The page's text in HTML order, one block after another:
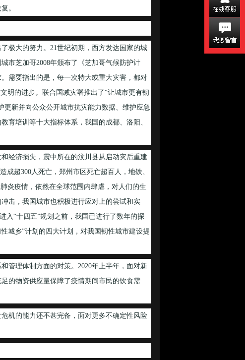
。
大的努力。21世纪初期，西方发达国家的城
市芝加哥2008年颁布了《芝加哥气候防护计
需要指出的是，每一次特大或重大灾害，都对
明的进步。联合国减灾署推出了“让城市更有韧
更新并向公众公开城市抗灾能力数据、维护应急
育培训等十大指标体系，我国的成都、洛阳、
经济损失，震中所在的汶川县从启动灾后重建
超300人死亡，郑州市区死亡超百人，地铁、
炎疫情，依然在全球范围内肆虐，对人们的生
击，我国城市也积极进行应对上的尝试和实
入“十四五”规划之前，我国已进行了数年的探
城乡”计划的四大计划，对我国韧性城市建设提
理体制方面的对策。2020年上半年，面对新
的物资供应量保障了疫情期间市民的饮食需
机的能力还不甚完备，面对更多不确定性风险